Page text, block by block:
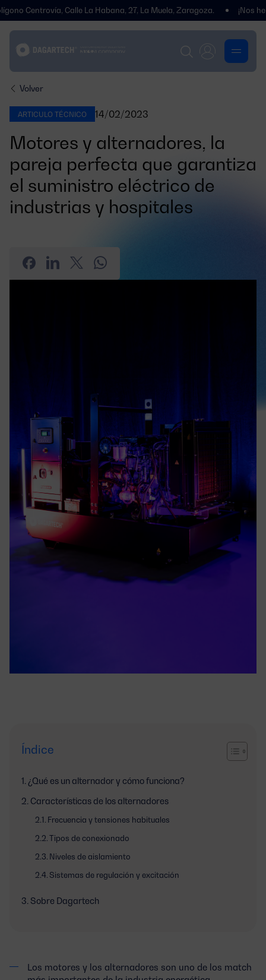
Calle La Habana, 27, La Muela, Zaragoza. ¡Nos hemos
Volver
ARTICULO TÉCNICO 14/02/2023
Motores y alternadores, la
pareja perfecta que garantiza
el suministro eléctrico de
industrias y hospitales
Índice
¿Qué es un alternador y cómo funciona?
Características de los alternadores
Frecuencia y tensiones habituales
Tipos de conexionado
Niveles de aislamiento
Sistemas de regulación y excitación
Sobre Dagartech
Los motores y los alternadores son uno de los match